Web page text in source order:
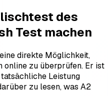
des
Test machen
direkte Möglichkeit,
online zu überprüfen. Er ist
Leistung
zu lesen, was A2